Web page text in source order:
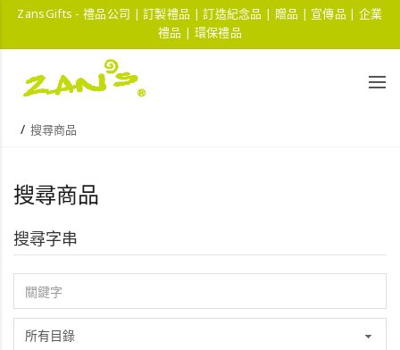
ZansGifts - 禮品公司 | 訂製禮品 | 訂造紀念品 | 贈品 | 宣傳品 | 企業
禮品 | 環保禮品
搜尋商品
搜尋商品
搜尋字串